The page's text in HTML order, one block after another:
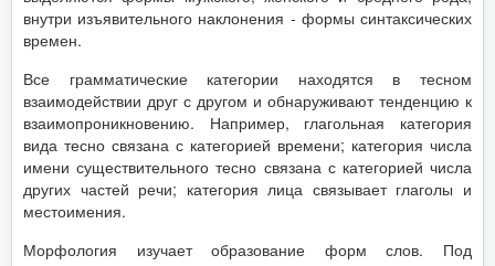
внутри изъявительного наклонения - формы синтаксических
времен.
Все грамматические категории находятся в тесном
взаимодействии друг с другом и обнаруживают тенденцию к
взаимопроникновению. Например, глагольная категория
вида тесно связана с категорией времени; категория числа
имени существительного тесно связана с категорией числа
других частей речи; категория лица связывает глаголы и
местоимения.
Морфология изучает образование форм слов. Под